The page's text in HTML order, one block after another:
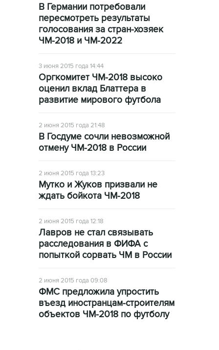
В Германии потребовали
пересмотреть результаты
голосования за стран-хозяек
ЧМ-2018 и ЧМ-2022
3 июня 2015 года 14:44
Оргкомитет ЧМ-2018 высоко
оценил вклад Блаттера в
развитие мирового футбола
2 июня 2015 года 21:48
В Госдуме сочли невозможной
отмену ЧМ-2018 в России
2 июня 2015 года 13:23
Мутко и Жуков призвали не
ждать бойкота ЧМ-2018
2 июня 2015 года 12:18
Лавров не стал связывать
расследования в ФИФА с
попыткой сорвать ЧМ в России
2 июня 2015 года 09:08
ФМС предложила упростить
въезд иностранцам-строителям
объектов ЧМ-2018 по футболу